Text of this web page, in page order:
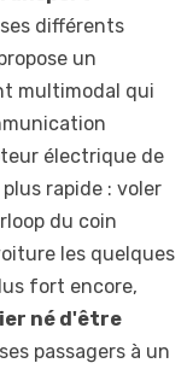
différents
un
multimodal qui
électrique de
rapide : voler
du coin
les quelques
fort encore,
né d'être
passagers à un